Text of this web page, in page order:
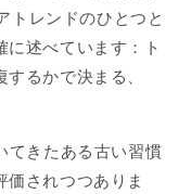
トレンドのひとつと
に述べています：ト
るかで決まる、
てきたある古い習慣
されつつありま